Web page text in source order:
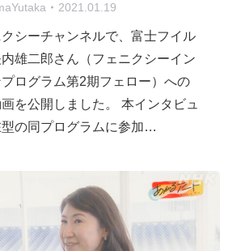
2021.01.19
シーチャンネルで、富士フイル
雄二郎さん（フェニクシーイン
ログラム第2期フェロー）への
を公開しました。 本インタビュ
の同プログラムに参加…